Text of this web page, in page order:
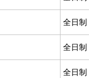
全日制
全日制
全日制